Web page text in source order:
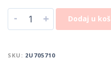
- + Dodaj u
SKU: 2U705710